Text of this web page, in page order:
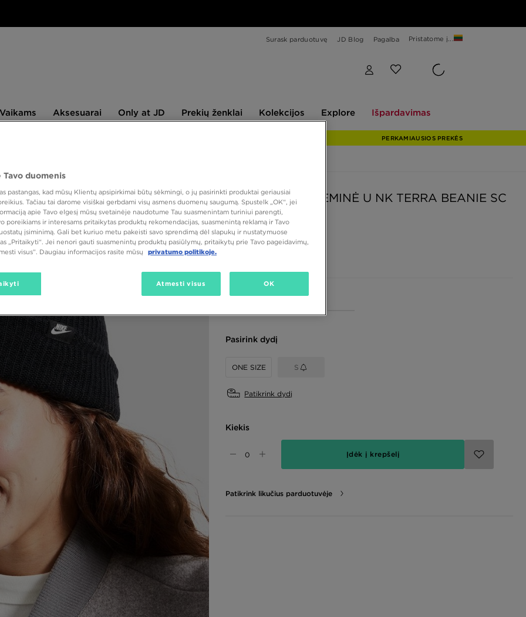
Surask parduotuvę JD Blog Pagalba Pristatome į...
Aksesuarai
at
Only at JD
ženklai
Prekių ženklai Kolekcijos Explore Išpardavimas
PERKAMIAUSIOS PREKĖS
NIKE KEPURĖ ŽIEMINĖ U NK TERRA BEANIE SC
FUT365 L
Spalvos
Pasirink dydį
ONE SIZE S
Patikrink dydį
Kiekis
Įdėk į krepšelį
Patikrink likučius parduotuvėje
Tavo duomenis
pastangas, kad mūsų Klientų apsipirkimai būtų sėkmingi, o jų pasirinkti produktai geriausiai
Tačiau tai darome visiškai gerbdami visų asmens duomenų saugumą. Spustelk „OK“, jei
apie Tavo elgesį mūsų svetainėje naudotume Tau suasmenintam turiniui parengti,
poreikiams ir interesams pritaikytas produktų rekomendacijas, suasmenintą reklamą ir Tavo
įsiminimą. Gali bet kuriuo metu pakeisti savo sprendimą dėl slapukų ir nustatymuose
„Pritaikyti“. Jei nenori gauti suasmenintų produktų pasiūlymų, pritaikytų prie Tavo pageidavimų,
visus”. Daugiau informacijos rasite mūsų
privatumo politikoje.
Atmesti visus OK